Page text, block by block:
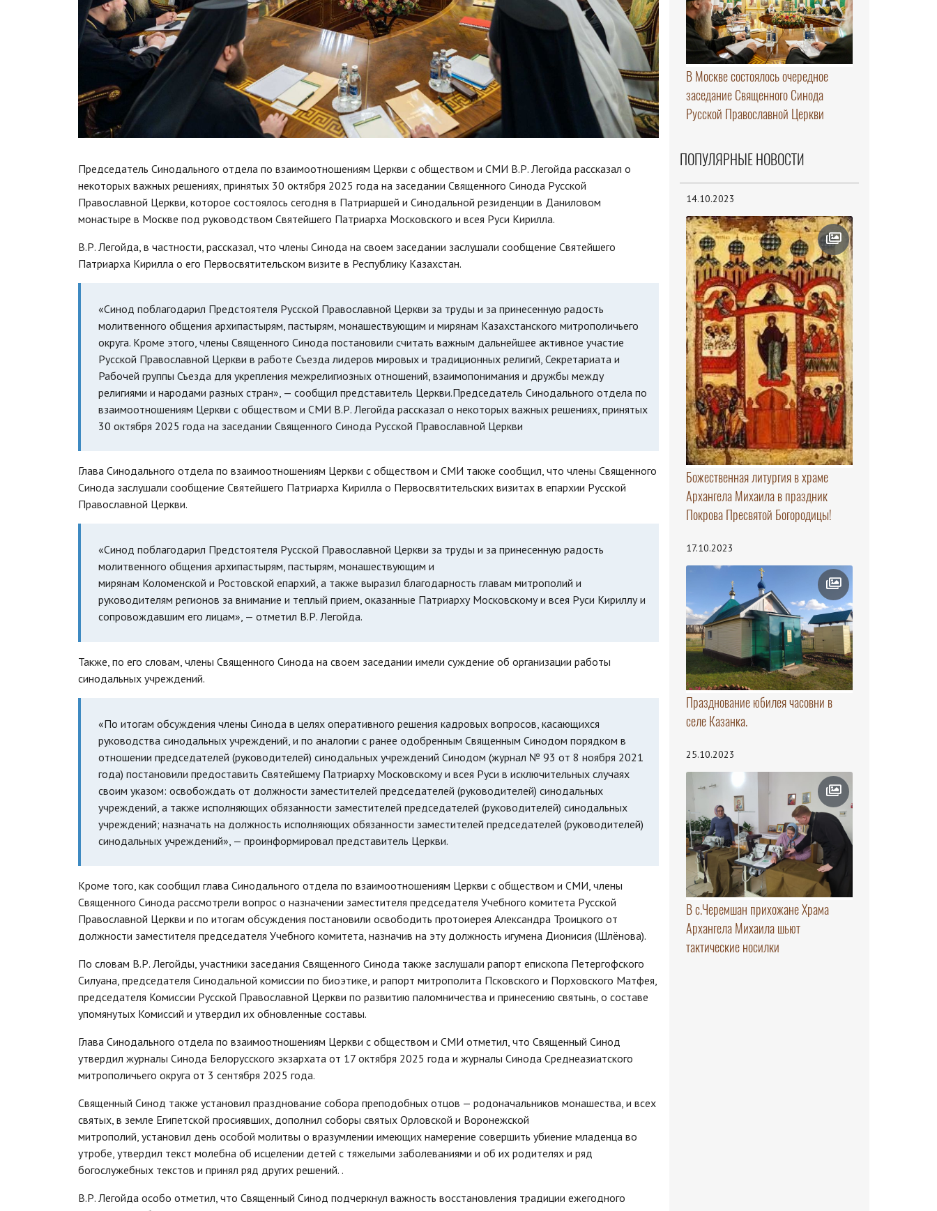
Председатель Синодального отдела по взаимоотношениям Церкви с обществом и СМИ В.Р. Легойда рассказал о
некоторых важных решениях, принятых 30 октября 2025 года на заседании Священного Синода Русской
Православной Церкви, которое состоялось сегодня в Патриаршей и Синодальной резиденции в Даниловом
монастыре в Москве под руководством Святейшего Патриарха Московского и всея Руси Кирилла.
В.Р. Легойда, в частности, рассказал, что члены Синода на своем заседании заслушали сообщение Святейшего
Патриарха Кирилла о его Первосвятительском визите в Республику Казахстан.
«Синод поблагодарил Предстоятеля Русской Православной Церкви за труды и за принесенную радость
молитвенного общения архипастырям, пастырям, монашествующим и мирянам Казахстанского митрополичьего
округа. Кроме этого, члены Священного Синода постановили считать важным дальнейшее активное участие
Русской Православной Церкви в работе Съезда лидеров мировых и традиционных религий, Секретариата и
Рабочей группы Съезда для укрепления межрелигиозных отношений, взаимопонимания и дружбы между
религиями и народами разных стран», — сообщил представитель Церкви.Председатель Синодального отдела по
взаимоотношениям Церкви с обществом и СМИ В.Р. Легойда рассказал о некоторых важных решениях, принятых
30 октября 2025 года на заседании Священного Синода Русской Православной Церкви
Глава Синодального отдела по взаимоотношениям Церкви с обществом и СМИ также сообщил, что члены Священного
Синода заслушали сообщение Святейшего Патриарха Кирилла о Первосвятительских визитах в епархии Русской
Православной Церкви.
«Синод поблагодарил Предстоятеля Русской Православной Церкви за труды и за принесенную радость
молитвенного общения архипастырям, пастырям, монашествующим и
мирянам Коломенской и Ростовской епархий, а также выразил благодарность главам митрополий и
руководителям регионов за внимание и теплый прием, оказанные Патриарху Московскому и всея Руси Кириллу и
сопровождавшим его лицам», — отметил В.Р. Легойда.
Также, по его словам, члены Священного Синода на своем заседании имели суждение об организации работы
синодальных учреждений.
«По итогам обсуждения члены Синода в целях оперативного решения кадровых вопросов, касающихся
руководства синодальных учреждений, и по аналогии с ранее одобренным Священным Синодом порядком в
отношении председателей (руководителей) синодальных учреждений Синодом (журнал № 93 от 8 ноября 2021
года) постановили предоставить Святейшему Патриарху Московскому и всея Руси в исключительных случаях
своим указом: освобождать от должности заместителей председателей (руководителей) синодальных
учреждений, а также исполняющих обязанности заместителей председателей (руководителей) синодальных
учреждений; назначать на должность исполняющих обязанности заместителей председателей (руководителей)
синодальных учреждений», — проинформировал представитель Церкви.
Кроме того, как сообщил глава Синодального отдела по взаимоотношениям Церкви с обществом и СМИ, члены
Священного Синода рассмотрели вопрос о назначении заместителя председателя Учебного комитета Русской
Православной Церкви и по итогам обсуждения постановили освободить протоиерея Александра Троицкого от
должности заместителя председателя Учебного комитета, назначив на эту должность игумена Дионисия (Шлёнова).
По словам В.Р. Легойды, участники заседания Священного Синода также заслушали рапорт епископа Петергофского
Силуана, председателя Синодальной комиссии по биоэтике, и рапорт митрополита Псковского и Порховского Матфея,
председателя Комиссии Русской Православной Церкви по развитию паломничества и принесению святынь, о составе
упомянутых Комиссий и утвердил их обновленные составы.
Глава Синодального отдела по взаимоотношениям Церкви с обществом и СМИ отметил, что Священный Синод
утвердил журналы Синода Белорусского экзархата от 17 октября 2025 года и журналы Синода Среднеазиатского
митрополичьего округа от 3 сентября 2025 года.
Священный Синод также установил празднование собора преподобных отцов — родоначальников монашества, и всех
святых, в земле Египетской просиявших, дополнил соборы святых Орловской и Воронежской
митрополий, установил день особой молитвы о вразумлении имеющих намерение совершить убиение младенца во
утробе, утвердил текст молебна об исцелении детей с тяжелыми заболеваниями и об их родителях и ряд
богослужебных текстов и принял ряд других решений. .
В.Р. Легойда особо отметил, что Священный Синод подчеркнул важность восстановления традиции ежегодного
В Москве состоялось очередное
заседание Священного Синода
Русской Православной Церкви
ПОПУЛЯРНЫЕ НОВОСТИ
14.10.2023
Божественная литургия в храме
Архангела Михаила в праздник
Покрова Пресвятой Богородицы!
17.10.2023
Празднование юбилея часовни в
селе Казанка.
25.10.2023
В с.Черемшан прихожане Храма
Архангела Михаила шьют
тактические носилки